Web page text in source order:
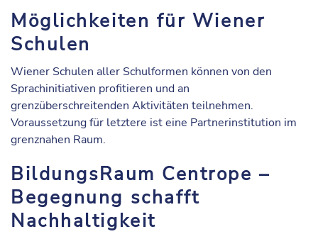
Möglichkeiten für Wiener
Schulen
Wiener Schulen aller Schulformen können von den
Sprachinitiativen profitieren und an
grenzüberschreitenden Aktivitäten teilnehmen.
Voraussetzung für letztere ist eine Partnerinstitution im
grenznahen Raum.
BildungsRaum Centrope –
Begegnung schafft
Nachhaltigkeit